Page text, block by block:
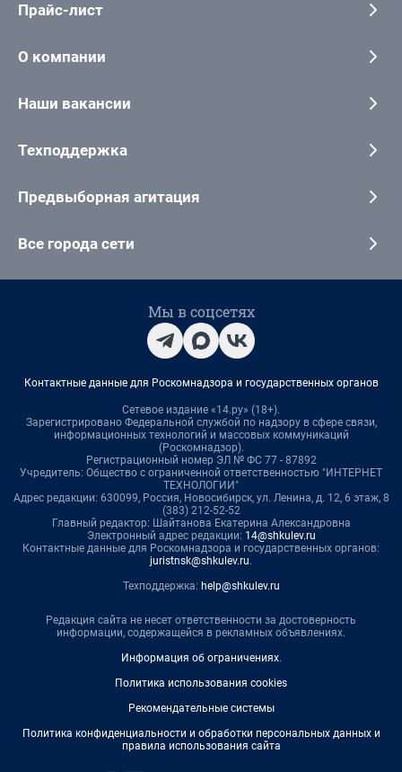
Прайс-лист
О компании
Наши вакансии
Техподдержка
Предвыборная агитация
Все города сети
Мы в соцсетях
Контактные данные для Роскомнадзора и государственных органов
Сетевое издание «14.ру» (18+).
Зарегистрировано Федеральной службой по надзору в сфере связи,
информационных технологий и массовых коммуникаций
(Роскомнадзор).
Регистрационный номер ЭЛ № ФС 77 - 87892
Учредитель: Общество с ограниченной ответственностью "ИНТЕРНЕТ
ТЕХНОЛОГИИ"
Адрес редакции: 630099, Россия, Новосибирск, ул. Ленина, д. 12, 6 этаж, 8
(383) 212-52-52
Главный редактор: Шайтанова Екатерина Александровна
Электронный адрес редакции: 14@shkulev.ru
Контактные данные для Роскомнадзора и государственных органов:
juristnsk@shkulev.ru.
Техподдержка: help@shkulev.ru
Редакция сайта не несет ответственности за достоверность
информации, содержащейся в рекламных объявлениях.
Информация об ограничениях.
Политика использования cookies
Рекомендательные системы
Политика конфиденциальности и обработки персональных данных и
правила использования сайта